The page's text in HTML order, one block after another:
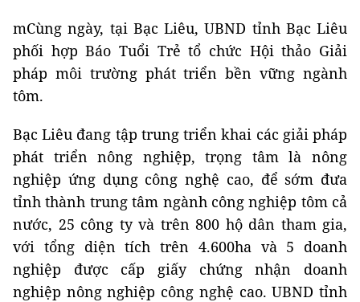
mCùng ngày, tại Bạc Liêu, UBND tỉnh Bạc Liêu
phối hợp Báo Tuổi Trẻ tổ chức Hội thảo Giải
pháp môi trường phát triển bền vững ngành
tôm.
Bạc Liêu đang tập trung triển khai các giải pháp
phát triển nông nghiệp, trọng tâm là nông
nghiệp ứng dụng công nghệ cao, để sớm đưa
tỉnh thành trung tâm ngành công nghiệp tôm cả
nước, 25 công ty và trên 800 hộ dân tham gia,
với tổng diện tích trên 4.600ha và 5 doanh
nghiệp được cấp giấy chứng nhận doanh
nghiệp nông nghiệp công nghệ cao. UBND tỉnh